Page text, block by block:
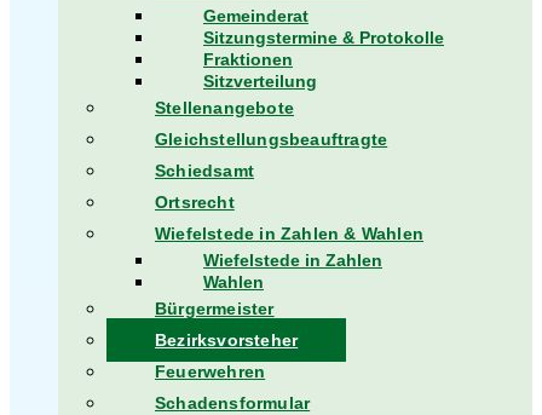
Gemeinderat
Sitzungstermine & Protokolle
Fraktionen
Sitzverteilung
Stellenangebote
Gleichstellungsbeauftragte
Schiedsamt
Ortsrecht
Wiefelstede in Zahlen & Wahlen
Wiefelstede in Zahlen
Wahlen
Bürgermeister
Bezirksvorsteher
Feuerwehren
Schadensformular